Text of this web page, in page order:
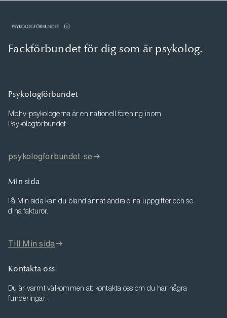
Fackförbundet för dig som är psykolog.
Psykologförbundet
Mbhv-psykologerna är en nationell förening inom
Psykologförbundet.
psykologforbundet.se
Min sida
På Min sida kan du bland annat ändra dina uppgifter och se
dina fakturor.
Till Min sida
Kontakta oss
Du är varmt välkommen att kontakta oss om du har några
funderingar.